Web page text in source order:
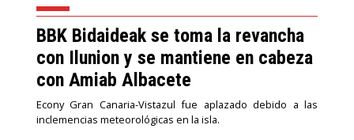
BBK Bidaideak se toma la revancha
con Ilunion y se mantiene en cabeza
con Amiab Albacete
Econy Gran Canaria-Vistazul fue aplazado debido a las
inclemencias meteorológicas en la isla.